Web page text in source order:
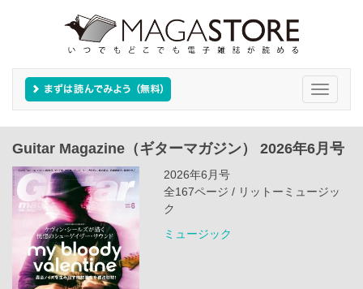
Toggle
Guitar Magazine（ギターマガジン） 2026年6月号
2026年6月号
全167ページ / リットーミュージッ
ク
ミュージック